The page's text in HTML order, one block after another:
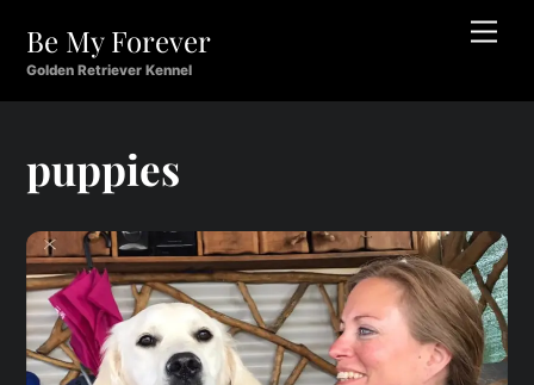
content
Be My Forever
Golden Retriever Kennel
puppies